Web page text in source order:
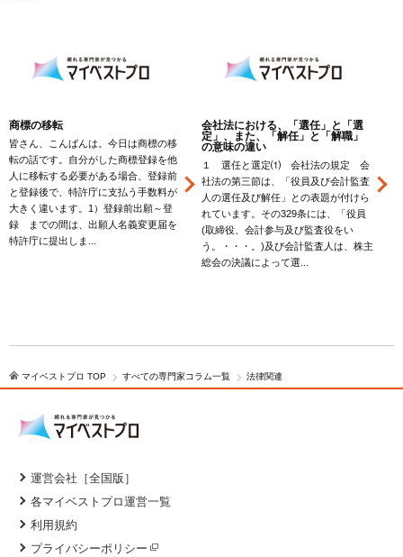
商標の移転
皆さん、こんばんは。今日は商標の移
転の話です。自分がした商標登録を他
人に移転する必要がある場合、登録前
と登録後で、特許庁に支払う手数料が
大きく違います。1）登録前出願～登
録 までの間は、出願人名義変更届を
特許庁に提出しま...
会社法における、「選任」と「選
定」、また、「解任」と「解職」
の意味の違い
１ 選任と選定⑴ 会社法の規定 会
社法の第三節は、「役員及び会計監査
人の選任及び解任」との表題が付けら
れています。その329条には、「役員
(取締役、会計参与及び監査役をい
う。・・・。)及び会計監査人は、株主
総会の決議によって選...
マイベストプロ TOP すべての専門家コラム一覧 法律関連
運営会社［全国版］
各マイベストプロ運営一覧
利用規約
プライバシーポリシー